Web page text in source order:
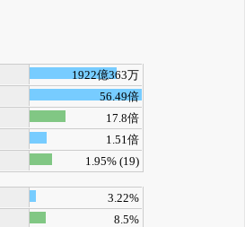
1922億363万
56.49倍
17.8倍
1.51倍
1.95% (19)
3.22%
8.5%